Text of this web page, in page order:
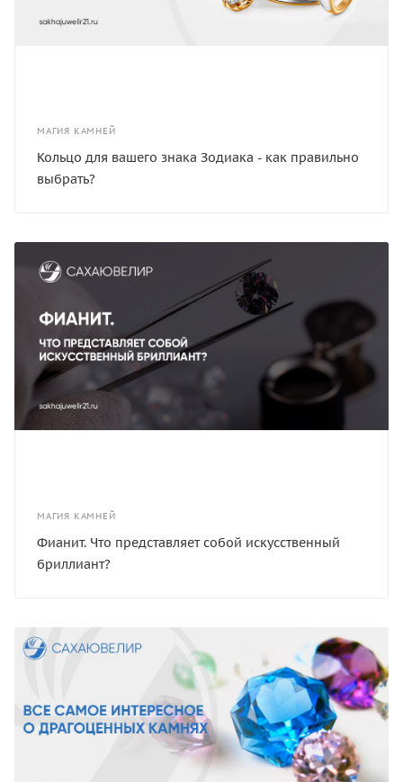
МАГИЯ КАМНЕЙ
Кольцо для вашего знака Зодиака - как правильно
выбрать?
МАГИЯ КАМНЕЙ
​Фианит. Что представляет собой искусственный
бриллиант?